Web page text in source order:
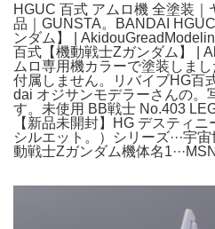
HGUC 百式 アムロ機 全塗装
品｜GUNSTA。BANDAI
ンダム】 |
百式【機動戦士Zガンダム】 |
ムロ専用機カラーで塗装しま
付属しません。リバイブHG百
dai オジサンモデラーさんの。
す。未使用 BB戦士 No.403
【新品未開封】HG デスティ
シルエット。）シリーズ···宇
動戦士Ζガンダム機体名